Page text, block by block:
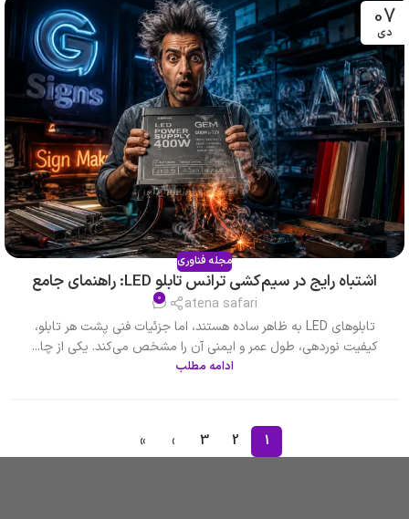
07
دی
مجله فناوری
اشتباه رایج در سیم‌کشی ترانس تابلو LED: راهنمای جامع
atena safari
0
تابلوهای LED به ظاهر ساده هستند، اما جزئیات فنی پشت هر تابلو،
کیفیت نوردهی، طول عمر و ایمنی آن را مشخص می‌کند. یکی از چا...
ادامه مطلب
1
2
3
›
»